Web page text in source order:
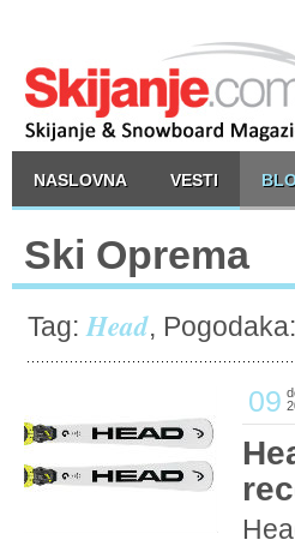
NASLOVNA VESTI
Ski Oprema
Tag: Head,
09